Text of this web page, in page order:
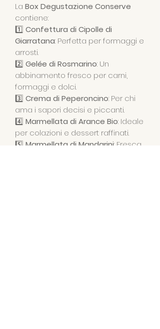
La Box Degustazione Conserve
contiene:
1️⃣ Confettura di Cipolle di
Giarratana: Perfetta per formaggi e
arrosti.
2️⃣ Gelée di Rosmarino: Un
abbinamento fresco per carni,
formaggi e dolci.
3️⃣ Crema di Peperoncino: Per chi
ama i sapori decisi e piccanti.
4️⃣ Marmellata di Arance Bio: Ideale
per colazioni e dessert raffinati.
5️⃣ Marmellata di Mandarini: Fresca